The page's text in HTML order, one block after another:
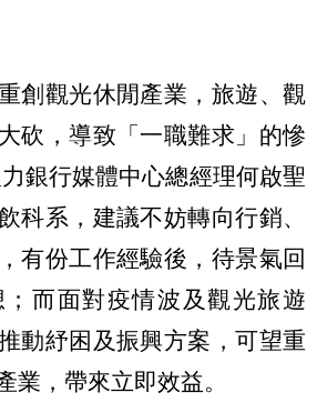
創觀光休閒產業，旅遊、觀
砍，導致「一職難求」的慘
銀行媒體中心總經理何啟聖
科系，建議不妨轉向行銷、
有份工作經驗後，待景氣回
而面對疫情波及觀光旅遊
動紓困及振興方案，可望重
業，帶來立即效益。